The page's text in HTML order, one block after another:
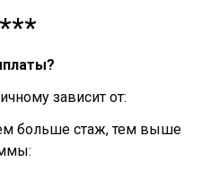
***
зависит от:
больше стаж, тем выше